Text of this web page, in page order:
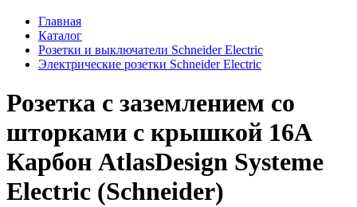
Главная
Каталог
Розетки и выключатели Schneider Electric
Электрические розетки Schneider Electric
Розетка с заземлением со
шторками с крышкой 16А
Карбон AtlasDesign Systeme
Electric (Schneider)